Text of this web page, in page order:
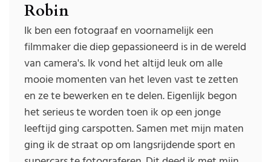
Robin
Ik ben een fotograaf en voornamelijk een
filmmaker die diep gepassioneerd is in de wereld
van camera's. Ik vond het altijd leuk om alle
mooie momenten van het leven vast te zetten
en ze te bewerken en te delen. Eigenlijk begon
het serieus te worden toen ik op een jonge
leeftijd ging carspotten. Samen met mijn maten
ging ik de straat op om langsrijdende sport en